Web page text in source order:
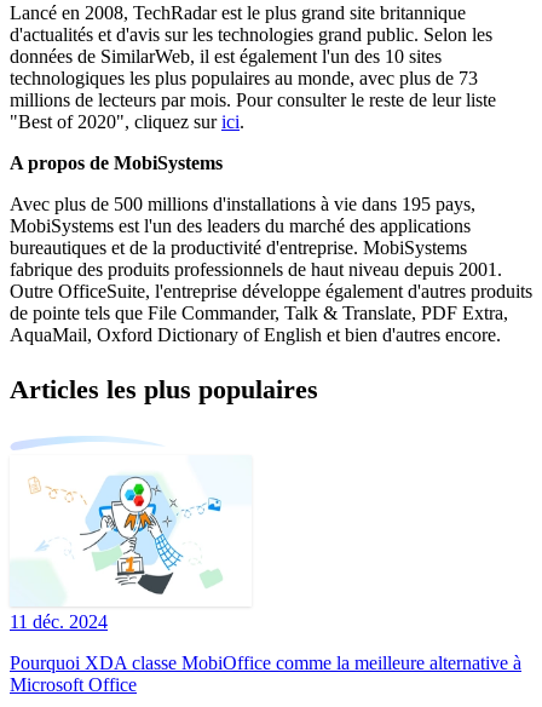
Lancé en 2008, TechRadar est le plus grand site britannique
d'actualités et d'avis sur les technologies grand public. Selon les
données de SimilarWeb, il est également l'un des 10 sites
technologiques les plus populaires au monde, avec plus de 73
millions de lecteurs par mois. Pour consulter le reste de leur liste
"Best of 2020", cliquez surici.
A propos de MobiSystems
Avec plus de 500 millions d'installations à vie dans 195 pays,
MobiSystems est l'un des leaders du marché des applications
bureautiques et de la productivité d'entreprise. MobiSystems
fabrique des produits professionnels de haut niveau depuis 2001.
Outre OfficeSuite, l'entreprise développe également d'autres produits
de pointe tels que File Commander, Talk & Translate, PDF Extra,
AquaMail, Oxford Dictionary of English et bien d'autres encore.
Articles les plus populaires
11 déc. 2024
Pourquoi XDA classe MobiOffice comme la meilleure alternative à
Microsoft Office